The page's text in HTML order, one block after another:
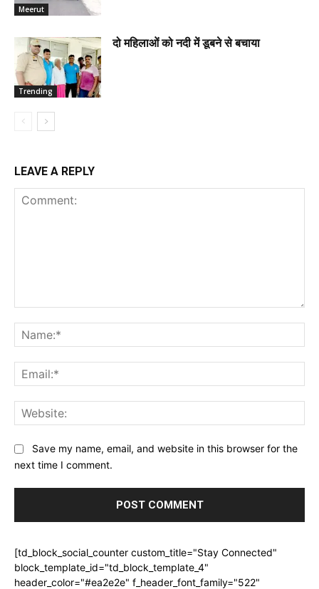
Meerut
Trending
दो महिलाओं को नदी में डूबने से बचाया
LEAVE A REPLY
Save my name, email, and website in this browser for the
next time I comment.
[td_block_social_counter custom_title="Stay Connected"
block_template_id="td_block_template_4"
header_color="#ea2e2e" f_header_font_family="522"